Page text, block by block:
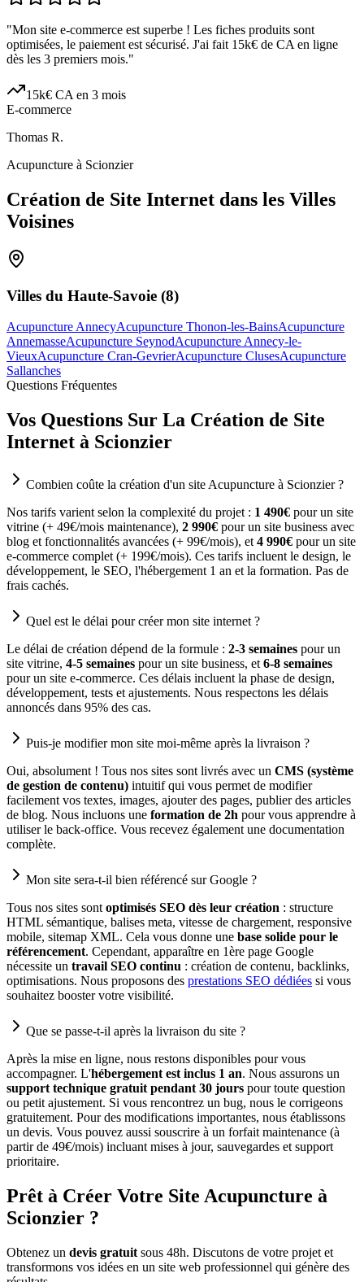
"Mon site e-commerce est superbe ! Les fiches produits sont
optimisées, le paiement est sécurisé. J'ai fait 15k€ de CA en ligne
dès les 3 premiers mois."
15k€ CA en 3 mois
E-commerce
Thomas R.
Acupuncture à Scionzier
Création de Site Internet dans les Villes
Voisines
Villes du Haute-Savoie (8)
Acupuncture AnnecyAcupuncture Thonon-les-BainsAcupuncture
AnnemasseAcupuncture SeynodAcupuncture Annecy-le-
VieuxAcupuncture Cran-GevrierAcupuncture ClusesAcupuncture
Sallanches
Questions Fréquentes
Vos Questions Sur La Création de Site
Internet à Scionzier
Combien coûte la création d'un site Acupuncture à Scionzier ?
Nos tarifs varient selon la complexité du projet : 1 490€ pour un site
vitrine (+ 49€/mois maintenance), 2 990€ pour un site business avec
blog et fonctionnalités avancées (+ 99€/mois), et 4 990€ pour un site
e-commerce complet (+ 199€/mois). Ces tarifs incluent le design, le
développement, le SEO, l'hébergement 1 an et la formation. Pas de
frais cachés.
Quel est le délai pour créer mon site internet ?
Le délai de création dépend de la formule : 2-3 semaines pour un
site vitrine, 4-5 semaines pour un site business, et 6-8 semaines
pour un site e-commerce. Ces délais incluent la phase de design,
développement, tests et ajustements. Nous respectons les délais
annoncés dans 95% des cas.
Puis-je modifier mon site moi-même après la livraison ?
Oui, absolument ! Tous nos sites sont livrés avec un CMS (système
de gestion de contenu) intuitif qui vous permet de modifier
facilement vos textes, images, ajouter des pages, publier des articles
de blog. Nous incluons une formation de 2h pour vous apprendre à
utiliser le back-office. Vous recevez également une documentation
complète.
Mon site sera-t-il bien référencé sur Google ?
Tous nos sites sont optimisés SEO dès leur création : structure
HTML sémantique, balises meta, vitesse de chargement, responsive
mobile, sitemap XML. Cela vous donne une base solide pour le
référencement. Cependant, apparaître en 1ère page Google
nécessite un travail SEO continu : création de contenu, backlinks,
optimisations. Nous proposons des prestations SEO dédiées si vous
souhaitez booster votre visibilité.
Que se passe-t-il après la livraison du site ?
Après la mise en ligne, nous restons disponibles pour vous
accompagner. L'hébergement est inclus 1 an. Nous assurons un
support technique gratuit pendant 30 jours pour toute question
ou petit ajustement. Si vous rencontrez un bug, nous le corrigeons
gratuitement. Pour des modifications importantes, nous établissons
un devis. Vous pouvez aussi souscrire à un forfait maintenance (à
partir de 49€/mois) incluant mises à jour, sauvegardes et support
prioritaire.
Prêt à Créer Votre Site Acupuncture à
Scionzier ?
Obtenez un devis gratuit sous 48h. Discutons de votre projet et
transformons vos idées en un site web professionnel qui génère des